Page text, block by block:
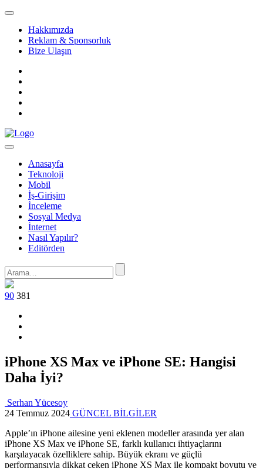
Hakkımızda
Reklam & Sponsorluk
Bize Ulaşın
Anasayfa
Teknoloji
Mobil
İş-Girişim
İnceleme
Sosyal Medya
İnternet
Nasıl Yapılır?
Editörden
90 381
iPhone XS Max ve iPhone SE: Hangisi
Daha İyi?
Serhan Yücesoy
24 Temmuz 2024 GÜNCEL BİLGİLER
Apple’ın iPhone ailesine yeni eklenen modeller arasında yer alan
iPhone XS Max ve iPhone SE, farklı kullanıcı ihtiyaçlarını
karşılayacak özelliklere sahip. Büyük ekranı ve güçlü
performansıyla dikkat çeken iPhone XS Max ile kompakt boyutu ve